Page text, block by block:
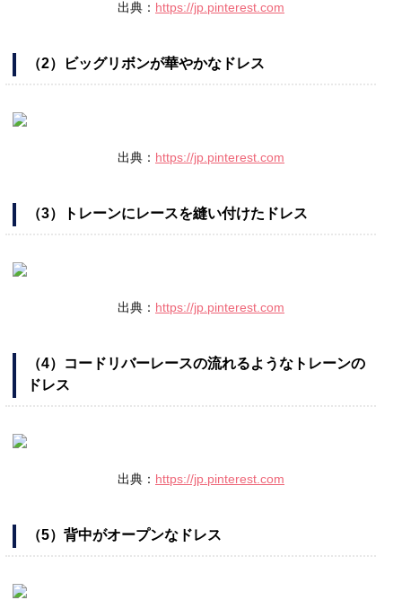
出典： https://jp.pinterest.com
（2）ビッグリボンが華やかなドレス
出典： https://jp.pinterest.com
（3）トレーンにレースを縫い付けたドレス
出典： https://jp.pinterest.com
（4）コードリバーレースの流れるようなトレーンの
ドレス
出典： https://jp.pinterest.com
（5）背中がオープンなドレス